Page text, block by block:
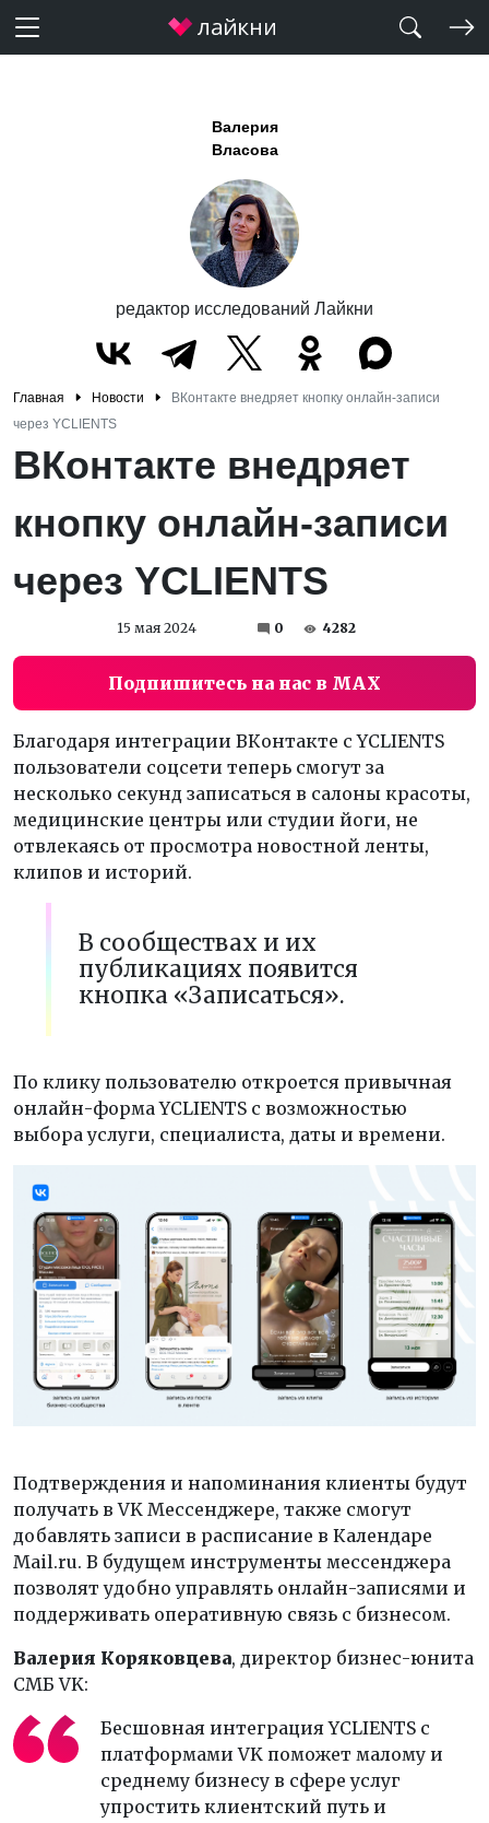
Валерия
Власова
редактор исследований Лайкни
Главная Новости
ВКонтакте внедряет кнопку онлайн-записи
через YCLIENTS
ВКонтакте внедряет
кнопку онлайн-записи
через YCLIENTS
15 мая 2024 0 4282
Подпишитесь на нас в MAX
Благодаря интеграции ВКонтакте с YCLIENTS
пользователи соцсети теперь смогут за
несколько секунд записаться в салоны красоты,
медицинские центры или студии йоги, не
отвлекаясь от просмотра новостной ленты,
клипов и историй.
В сообществах и их
публикациях появится
кнопка «Записаться».
По клику пользователю откроется привычная
онлайн-форма YCLIENTS с возможностью
выбора услуги, специалиста, даты и времени.
Подтверждения и напоминания клиенты будут
получать в VK Мессенджере, также смогут
добавлять записи в расписание в Календаре
Mail.ru. В будущем инструменты мессенджера
позволят удобно управлять онлайн-записями и
поддерживать оперативную связь с бизнесом.
Валерия Коряковцева, директор бизнес-юнита
СМБ VK:
Бесшовная интеграция YCLIENTS с
платформами VK поможет малому и
среднему бизнесу в сфере услуг
упростить клиентский путь и